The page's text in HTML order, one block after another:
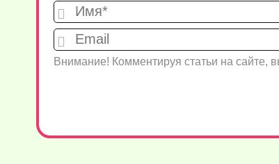
Внимание! Комментируя статьи на сайте,